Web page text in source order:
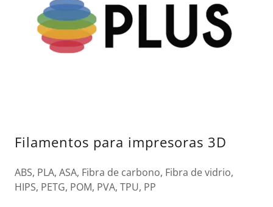
Filamentos para impresoras 3D
ABS, PLA, ASA, Fibra de carbono, Fibra de vidrio,
HIPS, PETG, POM, PVA, TPU, PP